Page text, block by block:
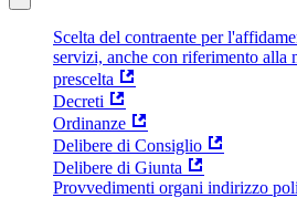
Scelta del contraente per
servizi, anche con riferimento alla
prescelta
Decreti
Ordinanze
Delibere di Consiglio
Delibere di Giunta
Provvedimenti organi indirizzo